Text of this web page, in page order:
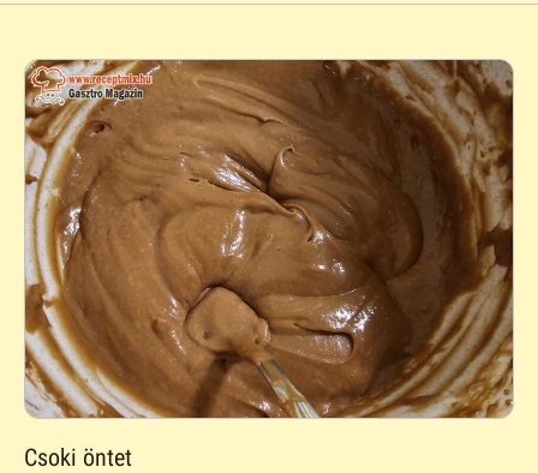
Csoki öntet